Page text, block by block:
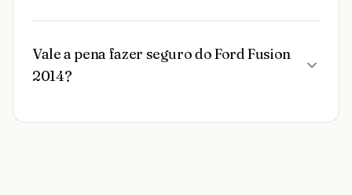
Vale a pena fazer seguro do Ford Fusion
2014?